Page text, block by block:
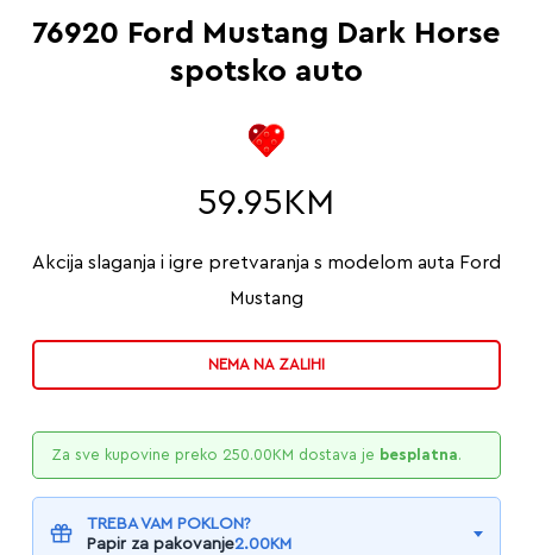
76920 Ford Mustang Dark Horse
spotsko auto
59.95 KM
Akcija slaganja i igre pretvaranja s modelom auta Ford
Mustang
NEMA NA ZALIHI
Za sve kupovine preko 250.00KM dostava je besplatna.
TREBA VAM POKLON?
Papir za pakovanje2.00KM